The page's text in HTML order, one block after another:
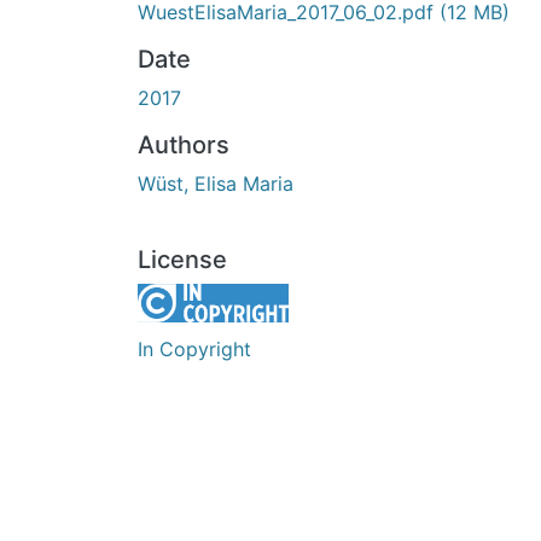
WuestElisaMaria_2017_06_02.pdf (12 MB)
Date
2017
Authors
Wüst, Elisa Maria
License
In Copyright